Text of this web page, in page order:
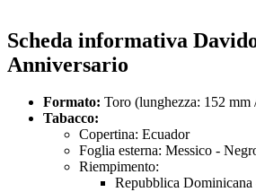
Scheda informativa
Anniversario
Formato: Toro (lunghezza: 152
Tabacco:
Copertina: Ecuador
Foglia esterna: Messico -
Riempimento:
Repubblica